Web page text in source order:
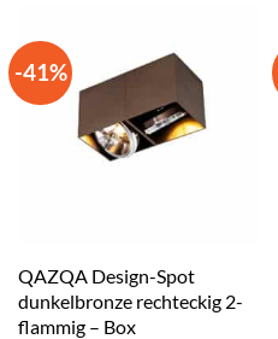
-41%
QAZQA Design-Spot
dunkelbronze rechteckig 2-
flammig – Box